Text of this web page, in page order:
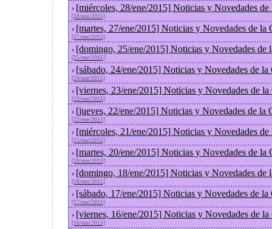
› [miércoles, 28/ene/2015] Noticias y Novedades
[28/ene/2015]
› [martes, 27/ene/2015] Noticias y Novedades de la
[27/ene/2015]
› [domingo, 25/ene/2015] Noticias y Novedades de
[25/ene/2015]
› [sábado, 24/ene/2015] Noticias y Novedades de la
[24/ene/2015]
› [viernes, 23/ene/2015] Noticias y Novedades de
[23/ene/2015]
› [jueves, 22/ene/2015] Noticias y Novedades de la
[22/ene/2015]
› [miércoles, 21/ene/2015] Noticias y Novedades
[21/ene/2015]
› [martes, 20/ene/2015] Noticias y Novedades de la
[20/ene/2015]
› [domingo, 18/ene/2015] Noticias y Novedades de
[18/ene/2015]
› [sábado, 17/ene/2015] Noticias y Novedades de la
[17/ene/2015]
› [viernes, 16/ene/2015] Noticias y Novedades de
[16/ene/2015]